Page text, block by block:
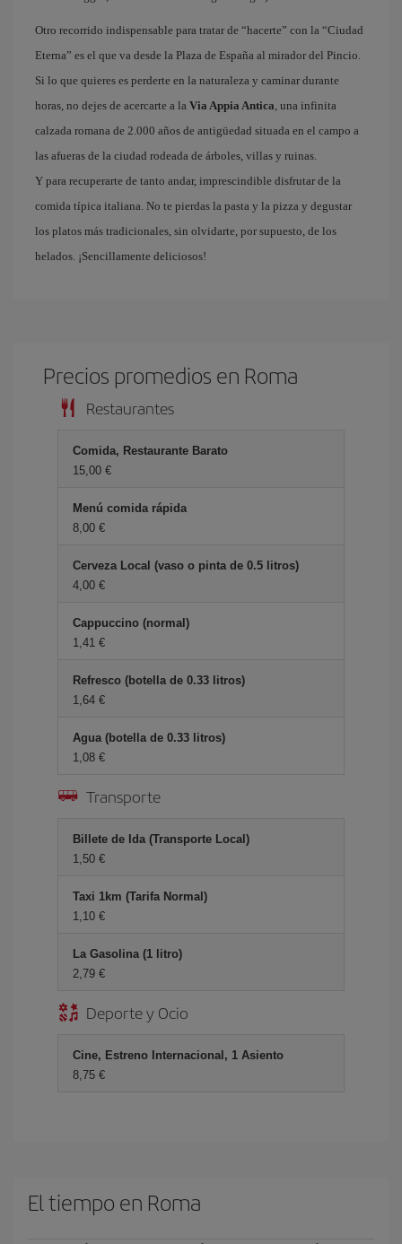
Otro recorrido indispensable para tratar de “hacerte” con la “Ciudad
Eterna” es el que va desde la Plaza de España al mirador del Pincio.
Si lo que quieres es perderte en la naturaleza y caminar durante
horas, no dejes de acercarte a la Via Appia Antica , una infinita
calzada romana de 2.000 años de antigüedad situada en el campo a
las afueras de la ciudad rodeada de árboles, villas y ruinas.
Y para recuperarte de tanto andar, imprescindible disfrutar de la
comida típica italiana. No te pierdas la pasta y la pizza y degustar
los platos más tradicionales, sin olvidarte, por supuesto, de los
helados. ¡Sencillamente deliciosos!
Precios promedios en Roma
Restaurantes
Comida, Restaurante Barato
15,00 €
Menú comida rápida
8,00 €
Cerveza Local (vaso o pinta de 0.5 litros)
4,00 €
Cappuccino (normal)
1,41 €
Refresco (botella de 0.33 litros)
1,64 €
Agua (botella de 0.33 litros)
1,08 €
Transporte
Billete de Ida (Transporte Local)
1,50 €
Taxi 1km (Tarifa Normal)
1,10 €
La Gasolina (1 litro)
2,79 €
Deporte y Ocio
Cine, Estreno Internacional, 1 Asiento
8,75 €
El tiempo en Roma